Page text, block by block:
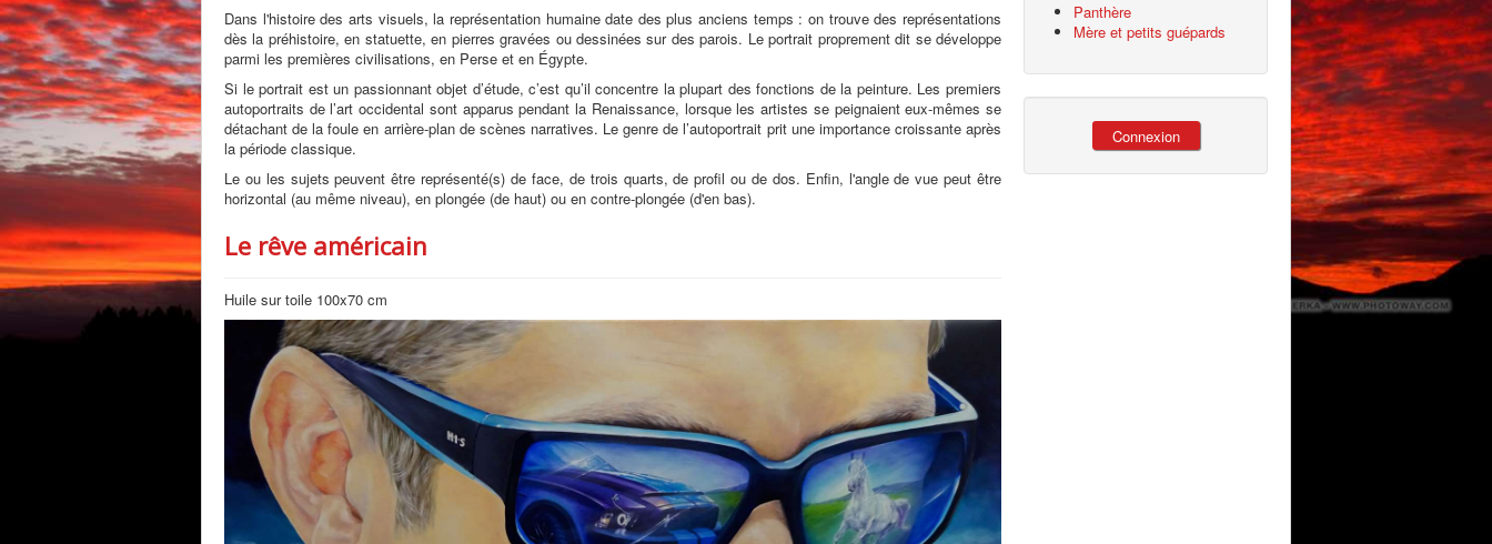
Dans l'histoire des arts visuels, la représentation humaine date des plus anciens temps : on trouve des représentations
dès la préhistoire, en statuette, en pierres gravées ou dessinées sur des parois. Le portrait proprement dit se développe
parmi les premières civilisations, en Perse et en Égypte.
Si le portrait est un passionnant objet d’étude, c’est qu’il concentre la plupart des fonctions de la peinture. Les premiers
autoportraits de l’art occidental sont apparus pendant la Renaissance, lorsque les artistes se peignaient eux-mêmes se
détachant de la foule en arrière-plan de scènes narratives. Le genre de l’autoportrait prit une importance croissante après
la période classique.
Le ou les sujets peuvent être représenté(s) de face, de trois quarts, de profil ou de dos. Enfin, l'angle de vue peut être
horizontal (au même niveau), en plongée (de haut) ou en contre-plongée (d'en bas).
Le rêve américain
Huile sur toile 100x70 cm
Panthère
Mère et petits guépards
Connexion